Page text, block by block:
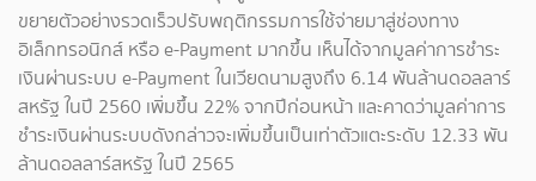
ขยายตัวอย่างรวดเร็วปรับพฤติกรรมการใช้จ่ายมาสู่ช่องทาง
อิเล็กทรอนิกส์ หรือ e-Payment มากขึ้น เห็นได้จากมูลค่าการชำระ
เงินผ่านระบบ e-Payment ในเวียดนามสูงถึง 6.14 พันล้านดอลลาร์
สหรัฐ ในปี 2560 เพิ่มขึ้น 22% จากปีก่อนหน้า และคาดว่ามูลค่าการ
ชำระเงินผ่านระบบดังกล่าวจะเพิ่มขึ้นเป็นเท่าตัวแตะระดับ 12.33 พัน
ล้านดอลลาร์สหรัฐ ในปี 2565